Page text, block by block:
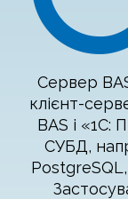
Сервер
клієнт-
BAS і «1С:
СУБД,